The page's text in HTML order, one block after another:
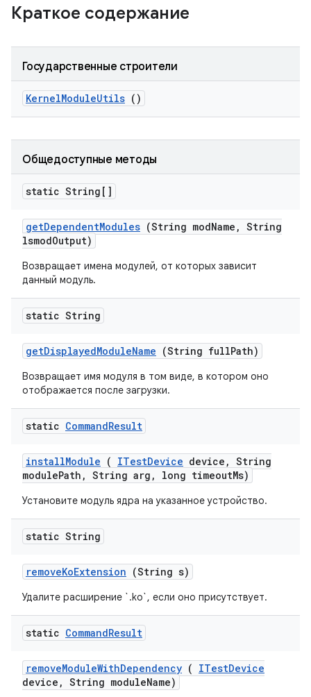
Краткое содержание
Государственные строители
KernelModuleUtils ()
Общедоступные методы
static String[]
getDependentModules (String modName , String
lsmodOutput)
Возвращает имена модулей, от которых зависит
данный модуль.
static String
getDisplayedModuleName (String fullPath)
Возвращает имя модуля в том виде, в котором оно
отображается после загрузки.
static CommandResult
installModule ( ITestDevice device , String
modulePath , String arg , long timeoutMs)
Установите модуль ядра на указанное устройство.
static String
removeKoExtension (String s)
Удалите расширение `.ko`, если оно присутствует.
static CommandResult
removeModuleWithDependency ( ITestDevice
device , String moduleName)